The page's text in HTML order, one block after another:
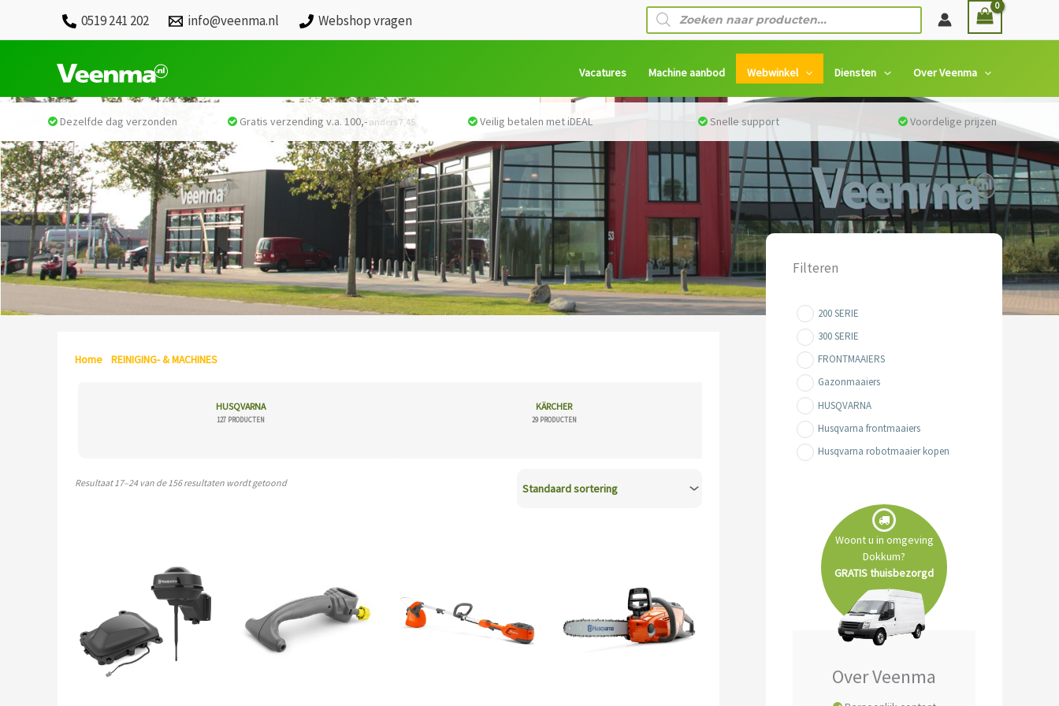
0519 241 202 info@veenma.nl Webshop vragen
Producten
zoeken
Vacatures Machine aanbod Webwinkel Diensten Over Veenma
Home/ REINIGING- & MACHINES/ Pagina 3
HUSQVARNA
127 PRODUCTEN
KÄRCHER
29 PRODUCTEN
Resultaat 17–24 van de 156 resultaten wordt getoond
Filteren
200 SERIE
300 SERIE
FRONTMAAIERS
Gazonmaaiers
HUSQVARNA
Husqvarna frontmaaiers
Husqvarna robotmaaier kopen
Robotmaaiers
Tuin- & Park machines
Zitmaaiers
Woont u in omgeving
Dokkum?
GRATIS thuisbezorgd
Over Veenma
Dezelfde dag verzonden Gratis verzending v.a. 100,-anders 7,45 Veilig betalen met iDEAL Snelle support Voordelige prijzen